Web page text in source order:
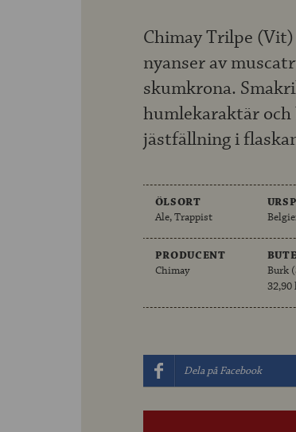
Chimay Trilpe
nyanser av
skumkrona.
humlekaraktär och
jästfällning i
ÖLSORT
Ale, Trappist
PRODUCENT
Chimay
Burk
32,90
Dela på Facebook